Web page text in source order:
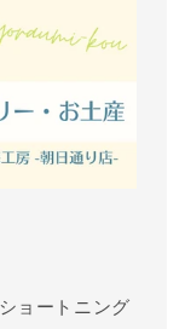
ョートニング